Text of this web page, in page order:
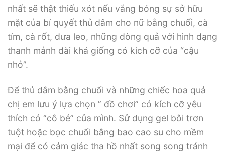
nhất sẽ thật thiếu xót nếu vắng bóng sự sở hữu
mặt của bí quyết thủ dâm cho nữ bằng chuối, cà
tím, cà rốt, dưa leo, những dòng quả với hình dạng
thanh mảnh dài khá giống có kích cỡ của “cậu
nhỏ”.
Để thủ dâm bằng chuối và những chiếc hoa quả
chị em lưu ý lựa chọn ” đồ chơi” có kích cỡ yêu
thích có “cô bé” của mình. Sử dụng gel bôi trơn
tuột hoặc bọc chuối bằng bao cao su cho mềm
mại để có cảm giác tha hồ nhất song song tránh